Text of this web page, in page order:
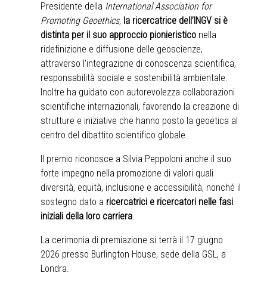
Presidente della International Association for
Promoting Geoethics, la ricercatrice dell’INGV si è
distinta per il suo approccio pionieristico nella
ridefinizione e diffusione delle geoscienze,
attraverso l’integrazione di conoscenza scientifica,
responsabilità sociale e sostenibilità ambientale.
Inoltre ha guidato con autorevolezza collaborazioni
scientifiche internazionali, favorendo la creazione di
strutture e iniziative che hanno posto la geoetica al
centro del dibattito scientifico globale.
Il premio riconosce a Silvia Peppoloni anche il suo
forte impegno nella promozione di valori quali
diversità, equità, inclusione e accessibilità, nonché il
sostegno dato a ricercatrici e ricercatori nelle fasi
iniziali della loro carriera.
La cerimonia di premiazione si terrà il 17 giugno
2026 presso Burlington House, sede della GSL, a
Londra.